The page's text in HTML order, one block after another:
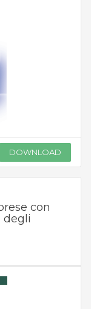
DOWNLOAD
con
degli